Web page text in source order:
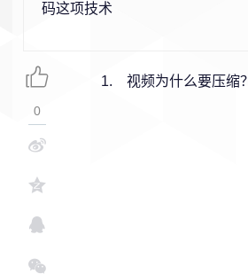
码这项技术
1. 视频为什么要压缩？
0